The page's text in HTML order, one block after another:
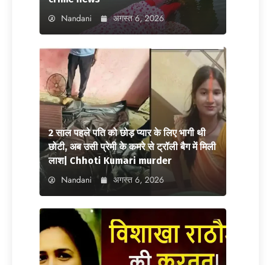
Nandani अगस्त 6, 2026
2 साल पहले पति को छोड़ प्यार के लिए भागी थी
छोटी, अब उसी प्रेमी के कमरे से ट्रॉली बैग में मिली
लाश| Chhoti Kumari murder
Nandani अगस्त 6, 2026